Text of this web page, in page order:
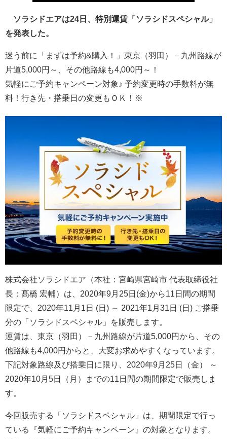
ソラシドエアは24日、特別運賃「ソラシドスペシャル」
を発表した。
迷う前に「まずは予約&購入！」東京（羽田）－九州路線が
片道5,000円～、その他路線も4,000円～！
気軽にご予約キャンペーン対象♪ 予約変更時の手数料が無
料！行き先・搭乗日の変更もＯＫ！※
株式会社ソラシドエア（本社：宮崎県宮崎市 代表取締役社
長：髙橋 宏輔）は、2020年9月25日(金)から11日間の期間
限定で、2020年11月1日 (日) ～ 2021年1月31日 (日) ご搭乗
分の「ソラシドスペシャル」を販売します。
運賃は、東京（羽田）－九州路線が片道5,000円から、その
他路線も4,000円からと、大変お求めやすくなっています。
下記対象路線及び搭乗日に限り、2020年9月25日（金） ～
2020年10月5日（月）までの11日間の期間限定で販売しま
す。
今回販売する「ソラシドスペシャル」は、期間限定で行っ
ている『気軽にご予約キャンペーン』の対象となります。